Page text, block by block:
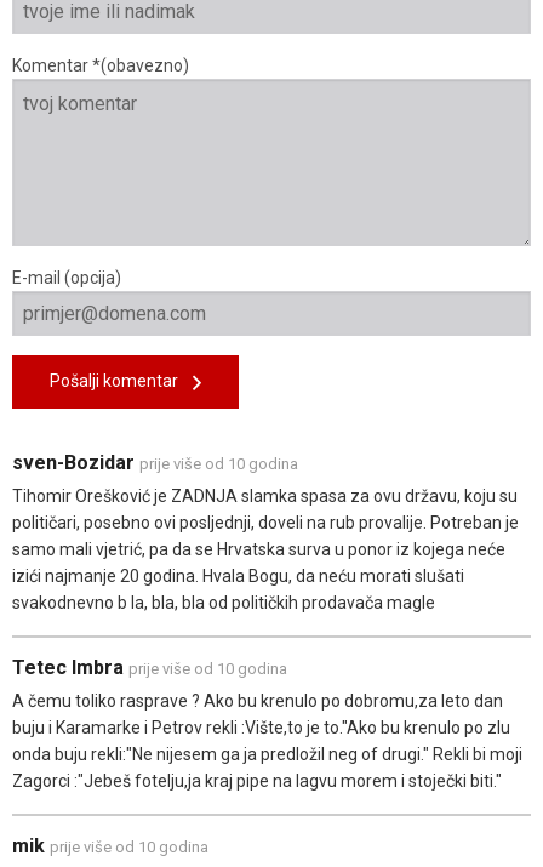
Komentar *(obavezno)
E-mail (opcija)
Pošalji komentar
sven-Bozidar prije više od 10 godina
Tihomir Orešković je ZADNJA slamka spasa za ovu državu, koju su
političari, posebno ovi posljednji, doveli na rub provalije. Potreban je
samo mali vjetrić, pa da se Hrvatska surva u ponor iz kojega neće
izići najmanje 20 godina. Hvala Bogu, da neću morati slušati
svakodnevno b la, bla, bla od političkih prodavača magle
Tetec Imbra prije više od 10 godina
A čemu toliko rasprave ? Ako bu krenulo po dobromu,za leto dan
buju i Karamarke i Petrov rekli :Vište,to je to."Ako bu krenulo po zlu
onda buju rekli:"Ne nijesem ga ja predložil neg of drugi." Rekli bi moji
Zagorci :"Jebeš fotelju,ja kraj pipe na lagvu morem i stoječki biti."
mik prije više od 10 godina